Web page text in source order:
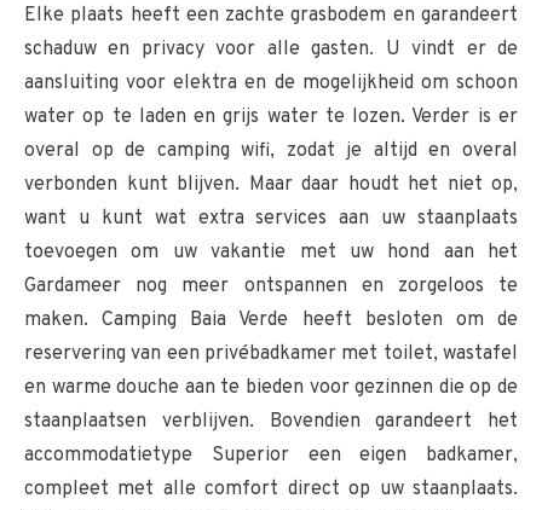
Elke plaats heeft een zachte grasbodem en garandeert
schaduw en privacy voor alle gasten. U vindt er de
aansluiting voor elektra en de mogelijkheid om schoon
water op te laden en grijs water te lozen. Verder is er
overal op de camping wifi, zodat je altijd en overal
verbonden kunt blijven. Maar daar houdt het niet op,
want u kunt wat extra services aan uw staanplaats
toevoegen om uw vakantie met uw hond aan het
Gardameer nog meer ontspannen en zorgeloos te
maken. Camping Baia Verde heeft besloten om de
reservering van een privébadkamer met toilet, wastafel
en warme douche aan te bieden voor gezinnen die op de
staanplaatsen verblijven. Bovendien garandeert het
accommodatietype Superior een eigen badkamer,
compleet met alle comfort direct op uw staanplaats.